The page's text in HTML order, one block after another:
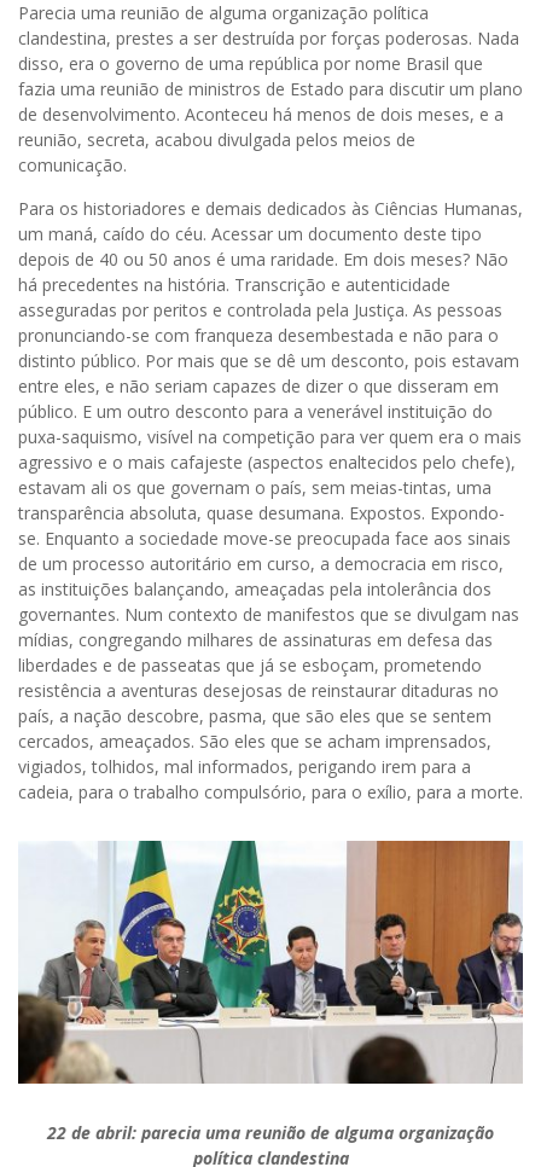
Parecia uma reunião de alguma organização política
clandestina, prestes a ser destruída por forças poderosas. Nada
disso, era o governo de uma república por nome Brasil que
fazia uma reunião de ministros de Estado para discutir um plano
de desenvolvimento. Aconteceu há menos de dois meses, e a
reunião, secreta, acabou divulgada pelos meios de
comunicação.
Para os historiadores e demais dedicados às Ciências Humanas,
um maná, caído do céu. Acessar um documento deste tipo
depois de 40 ou 50 anos é uma raridade. Em dois meses? Não
há precedentes na história. Transcrição e autenticidade
asseguradas por peritos e controlada pela Justiça. As pessoas
pronunciando-se com franqueza desembestada e não para o
distinto público. Por mais que se dê um desconto, pois estavam
entre eles, e não seriam capazes de dizer o que disseram em
público. E um outro desconto para a venerável instituição do
puxa-saquismo, visível na competição para ver quem era o mais
agressivo e o mais cafajeste (aspectos enaltecidos pelo chefe),
estavam ali os que governam o país, sem meias-tintas, uma
transparência absoluta, quase desumana. Expostos. Expondo-
se. Enquanto a sociedade move-se preocupada face aos sinais
de um processo autoritário em curso, a democracia em risco,
as instituições balançando, ameaçadas pela intolerância dos
governantes. Num contexto de manifestos que se divulgam nas
mídias, congregando milhares de assinaturas em defesa das
liberdades e de passeatas que já se esboçam, prometendo
resistência a aventuras desejosas de reinstaurar ditaduras no
país, a nação descobre, pasma, que são eles que se sentem
cercados, ameaçados. São eles que se acham imprensados,
vigiados, tolhidos, mal informados, perigando irem para a
cadeia, para o trabalho compulsório, para o exílio, para a morte.
22 de abril: parecia uma reunião de alguma organização
política clandestina